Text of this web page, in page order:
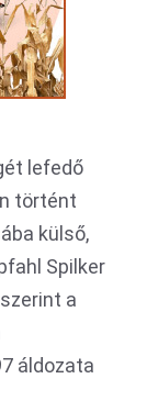
lefedő
történt
külső,
Spilker
a
áldozata